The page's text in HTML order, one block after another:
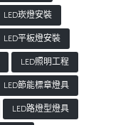
LED崁燈安裝
LED平板燈安裝
LED照明工程
LED節能標章燈具
LED路燈型燈具